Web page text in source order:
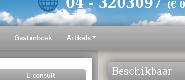
Gastenboek Artikels
E-consult
Beschikbaar